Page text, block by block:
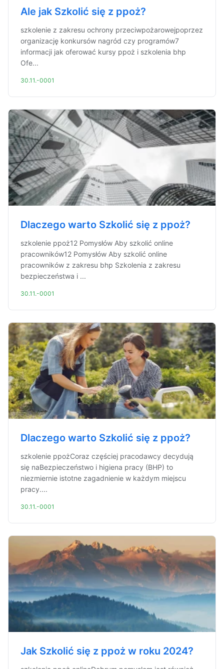
Ale jak Szkolić się z ppoż?
szkolenie z zakresu ochrony przeciwpożarowejpoprzez
organizację konkursów nagród czy programów7
informacji jak oferować kursy ppoż i szkolenia bhp
Ofe...
30.11.-0001
Dlaczego warto Szkolić się z ppoż?
szkolenie ppoż12 Pomysłów Aby szkolić online
pracowników12 Pomysłów Aby szkolić online
pracowników z zakresu bhp Szkolenia z zakresu
bezpieczeństwa i ...
30.11.-0001
Dlaczego warto Szkolić się z ppoż?
szkolenie ppożCoraz częściej pracodawcy decydują
się naBezpieczeństwo i higiena pracy (BHP) to
niezmiernie istotne zagadnienie w każdym miejscu
pracy....
30.11.-0001
Jak Szkolić się z ppoż w roku 2024?